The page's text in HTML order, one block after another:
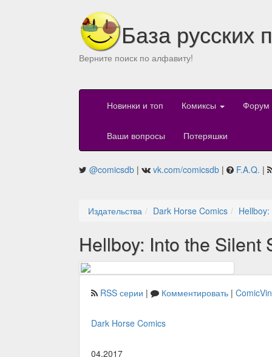
База русских
Верните поиск по алфавиту!
Новинки и топ Комиксы Форум
Ваши вопросы Потеряшки
@comicsdb | vk.com/comicsdb | F.A.Q. |
Издательства Dark Horse Comics
Hellboy: Into the Silent
RSS серии | Комментировать |
Dark Horse Comics
04.2017